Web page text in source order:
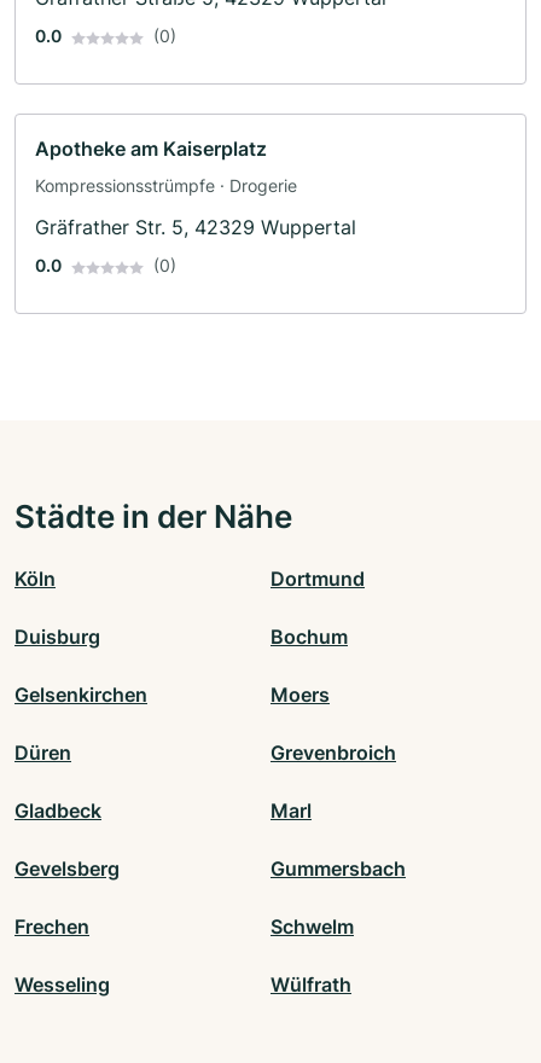
0.0 (0)
Apotheke am Kaiserplatz
Kompressionsstrümpfe · Drogerie
Gräfrather Str. 5, 42329 Wuppertal
0.0 (0)
Städte in der Nähe
Köln Dortmund
Duisburg Bochum
Gelsenkirchen Moers
Düren Grevenbroich
Gladbeck Marl
Gevelsberg Gummersbach
Frechen Schwelm
Wesseling Wülfrath